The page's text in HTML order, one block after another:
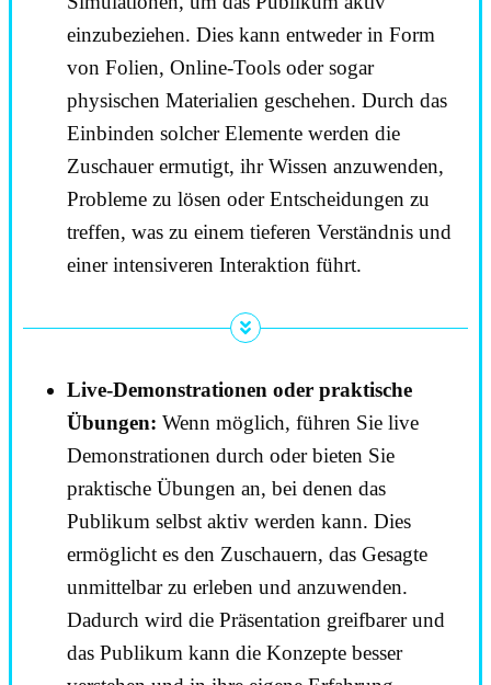
einzubeziehen. Dies kann entweder in Form
von Folien, Online-Tools oder sogar
physischen Materialien geschehen. Durch das
Einbinden solcher Elemente werden die
Zuschauer ermutigt, ihr Wissen anzuwenden,
Probleme zu lösen oder Entscheidungen zu
treffen, was zu einem tieferen Verständnis und
einer intensiveren Interaktion führt.
Live-Demonstrationen oder praktische
Übungen: Wenn möglich, führen Sie live
Demonstrationen durch oder bieten Sie
praktische Übungen an, bei denen das
Publikum selbst aktiv werden kann. Dies
ermöglicht es den Zuschauern, das Gesagte
unmittelbar zu erleben und anzuwenden.
Dadurch wird die Präsentation greifbarer und
das Publikum kann die Konzepte besser